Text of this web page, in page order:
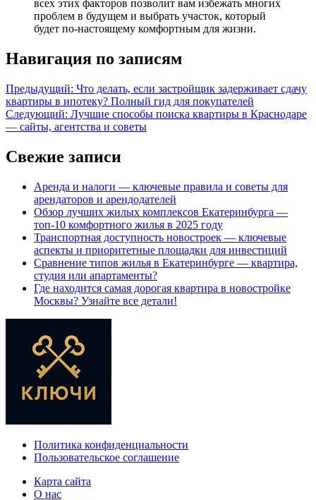
всех этих факторов позволит вам избежать многих
проблем в будущем и выбрать участок, который
будет по-настоящему комфортным для жизни.
Навигация по записям
Предыдущий: Что делать, если застройщик задерживает сдачу
квартиры в ипотеку? Полный гид для покупателей
Следующий: Лучшие способы поиска квартиры в Краснодаре
— сайты, агентства и советы
Свежие записи
Аренда и налоги — ключевые правила и советы для
арендаторов и арендодателей
Обзор лучших жилых комплексов Екатеринбурга —
топ-10 комфортного жилья в 2025 году
Транспортная доступность новостроек — ключевые
аспекты и приоритетные площадки для инвестиций
Сравнение типов жилья в Екатеринбурге — квартира,
студия или апартаменты?
Где находится самая дорогая квартира в новостройке
Москвы? Узнайте все детали!
Политика конфиденциальности
Пользовательское соглашение
Карта сайта
О нас